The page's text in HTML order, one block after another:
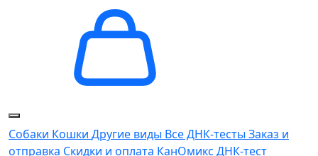
Собаки Кошки Другие виды Все ДНК-тесты Заказ и
отправка Скидки и оплата КанОмикс ДНК-тест